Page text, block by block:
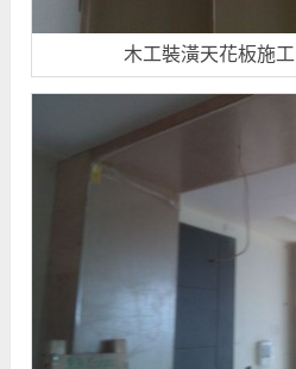
木工裝潢天花板施工